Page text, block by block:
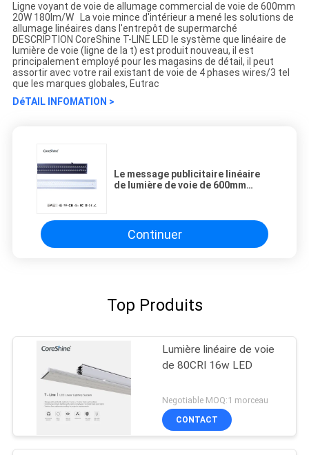
Ligne voyant de voie de allumage commercial de voie de 600mm
20W 180lm/W La voie mince d'intérieur a mené les solutions de
allumage linéaires dans l'entrepôt de supermarché
DESCRIPTION CoreShine T-LINE LED le système que linéaire de
lumière de voie (ligne de la t) est produit nouveau, il est
principalement employé pour les magasins de détail, il peut
assortir avec votre rail existant de voie de 4 phases wires/3 tel
que les marques globales, Eutrac
DéTAIL INFOMATION >
Le message publicitaire linéaire
de lumière de voie de 600mm
Continuer
Top Produits
Lumière linéaire de voie
de 80CRI 16w LED
Negotiable MOQ:1 morceau
CONTACT